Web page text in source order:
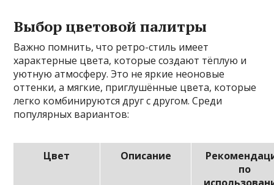
Выбор цветовой палитры
Важно помнить, что ретро-стиль имеет
характерные цвета, которые создают тёплую и
уютную атмосферу. Это не яркие неоновые
оттенки, а мягкие, приглушённые цвета, которые
легко комбинируются друг с другом. Среди
популярных вариантов:
Цвет Описание
по